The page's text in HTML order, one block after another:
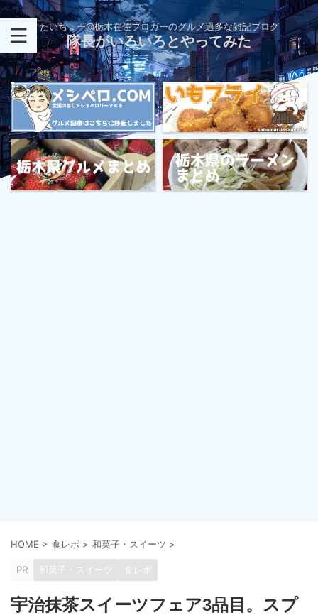
たいちょー@栃木在住ブロガーのグルメ過多な雑記ブログ
隊長がいろいろとやってみた
HOME > 食レポ > 和菓子・スイーツ >
PR 和菓子・スイーツ 食レポ
宇治抹茶スイーツフェア3品目。スプ